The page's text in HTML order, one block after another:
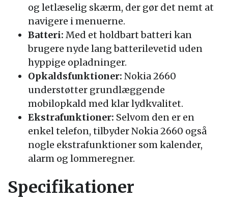
og letlæselig skærm, der gør det nemt at
navigere i menuerne.
Batteri: Med et holdbart batteri kan
brugere nyde lang batterilevetid uden
hyppige opladninger.
Opkaldsfunktioner: Nokia 2660
understøtter grundlæggende
mobilopkald med klar lydkvalitet.
Ekstrafunktioner: Selvom den er en
enkel telefon, tilbyder Nokia 2660 også
nogle ekstrafunktioner som kalender,
alarm og lommeregner.
Specifikationer